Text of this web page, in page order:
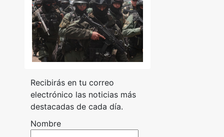
Recibirás en tu correo
electrónico las noticias más
destacadas de cada día.
Nombre